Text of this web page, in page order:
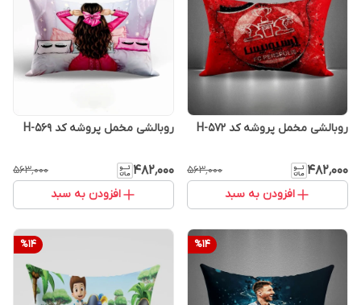
روبالشی مخمل پروشه کد H-572
۴۸۲٬۰۰۰ ۵۶۳٬۰۰۰
افزودن به سبد
روبالشی مخمل پروشه کد H-569
۴۸۲٬۰۰۰ ۵۶۳٬۰۰۰
افزودن به سبد
%14
%14